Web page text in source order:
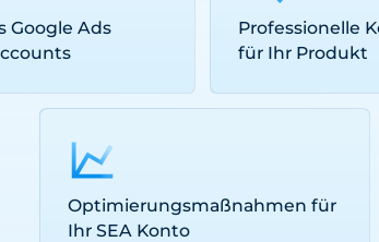
Google Ads
Professionelle
für Ihr Produkt
Optimierungsmaßnahmen für
Ihr SEA Konto